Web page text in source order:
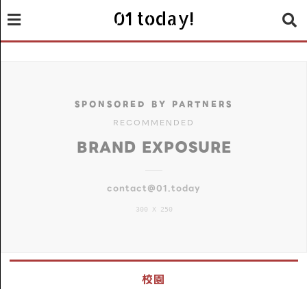
01 today!
SPONSORED BY PARTNERS
RECOMMENDED
BRAND EXPOSURE
contact@01.today
300 X 250
校園